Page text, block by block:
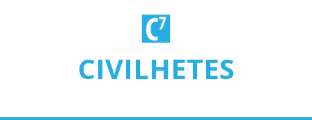
CIVILHETES